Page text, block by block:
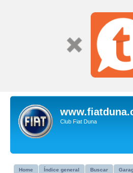
Club Fiat Duna
Home Índice general Buscar